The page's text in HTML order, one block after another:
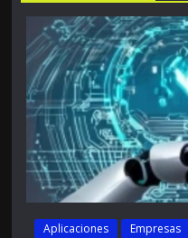
Aplicaciones Empresas